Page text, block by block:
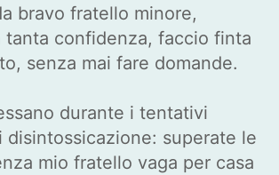
bravo fratello minore,
tanta confidenza, faccio finta
senza mai fare domande.
durante i tentativi
disintossicazione: superate le
mio fratello vaga per casa